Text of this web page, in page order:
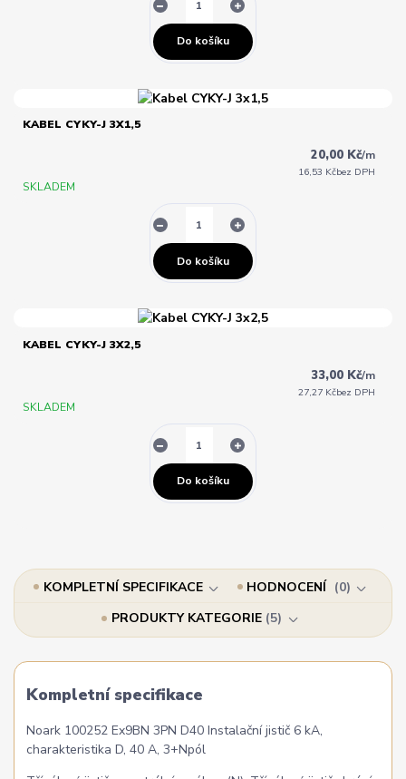
Do košíku
KABEL CYKY-J 3X1,5
20,00 Kč/m
16,53 Kčbez DPH
SKLADEM
Do košíku
KABEL CYKY-J 3X2,5
33,00 Kč/m
27,27 Kčbez DPH
SKLADEM
Do košíku
KOMPLETNÍ SPECIFIKACE HODNOCENÍ
0
PRODUKTY KATEGORIE 5
Kompletní specifikace
Noark 100252 Ex9BN 3PN D40 Instalační jistič 6 kA,
charakteristika D, 40 A, 3+Npól